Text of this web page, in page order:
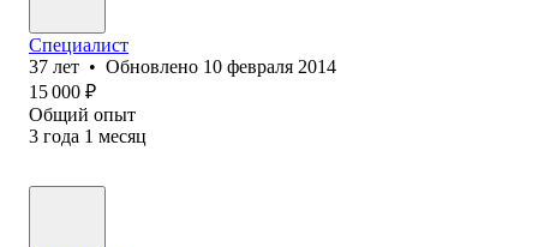
Специалист
37 лет • Обновлено 10 февраля 2014
15 000 ₽
Общий опыт
3 года 1 месяц